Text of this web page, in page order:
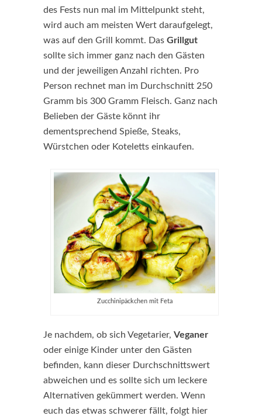
des Fests nun mal im Mittelpunkt steht,
wird auch am meisten Wert daraufgelegt,
was auf den Grill kommt. Das Grillgut
sollte sich immer ganz nach den Gästen
und der jeweiligen Anzahl richten. Pro
Person rechnet man im Durchschnitt 250
Gramm bis 300 Gramm Fleisch. Ganz nach
Belieben der Gäste könnt ihr
dementsprechend Spieße, Steaks,
Würstchen oder Koteletts einkaufen.
Zucchinipäckchen mit Feta
Je nachdem, ob sich Vegetarier, Veganer
oder einige Kinder unter den Gästen
befinden, kann dieser Durchschnittswert
abweichen und es sollte sich um leckere
Alternativen gekümmert werden. Wenn
euch das etwas schwerer fällt, folgt hier